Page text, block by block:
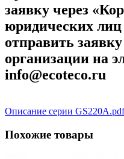
заявку через
юридических лиц
отправить
организации на
info@ecoteco.ru
Описание серии GS220А.pdf
Похожие товары